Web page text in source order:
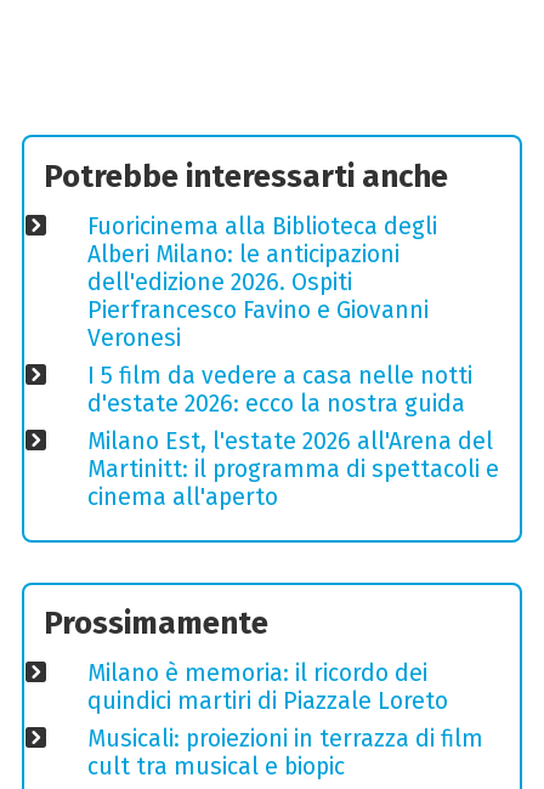
Potrebbe interessarti anche
Fuoricinema alla Biblioteca degli
Alberi Milano: le anticipazioni
dell'edizione 2026. Ospiti
Pierfrancesco Favino e Giovanni
Veronesi
I 5 film da vedere a casa nelle notti
d'estate 2026: ecco la nostra guida
Milano Est, l'estate 2026 all'Arena del
Martinitt: il programma di spettacoli e
cinema all'aperto
Prossimamente
Milano è memoria: il ricordo dei
quindici martiri di Piazzale Loreto
Musicali: proiezioni in terrazza di film
cult tra musical e biopic